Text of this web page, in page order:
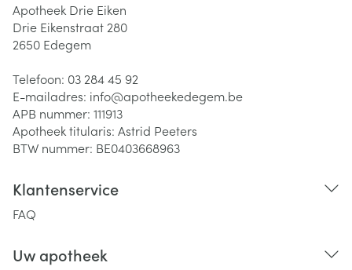
Apotheek Drie Eiken
Drie Eikenstraat 280
2650 Edegem
Telefoon: 03 284 45 92
E-mailadres: info@apotheekedegem.be
APB nummer: 111913
Apotheek titularis: Astrid Peeters
BTW nummer: BE0403668963
Klantenservice
FAQ
Uw apotheek